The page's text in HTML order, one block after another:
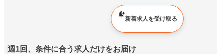
新着求人を受け取る
週1回、条件に合う求人だけをお届け